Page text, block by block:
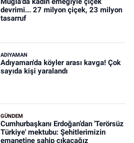
devrimi... 27 milyon çiçek, 23 milyon
tasarruf
ADIYAMAN
Adıyaman'da köyler arası kavga! Çok
sayıda kişi yaralandı
GÜNDEM
Cumhurbaşkanı Erdoğan’dan 'Terörsüz
Türkiye' mektubu: Şehitlerimizin
emanetine sahip çıkacağız